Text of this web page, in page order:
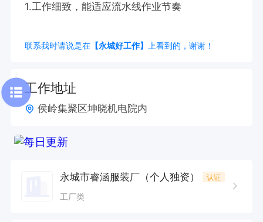
1.工作细致，能适应流水线作业节奏
联系我时请说是在【永城好工作】 上看到的，谢谢！
工作地址
侯岭集聚区坤晓机电院内
永城市睿涵服装厂（个人独资） 认证
工厂类